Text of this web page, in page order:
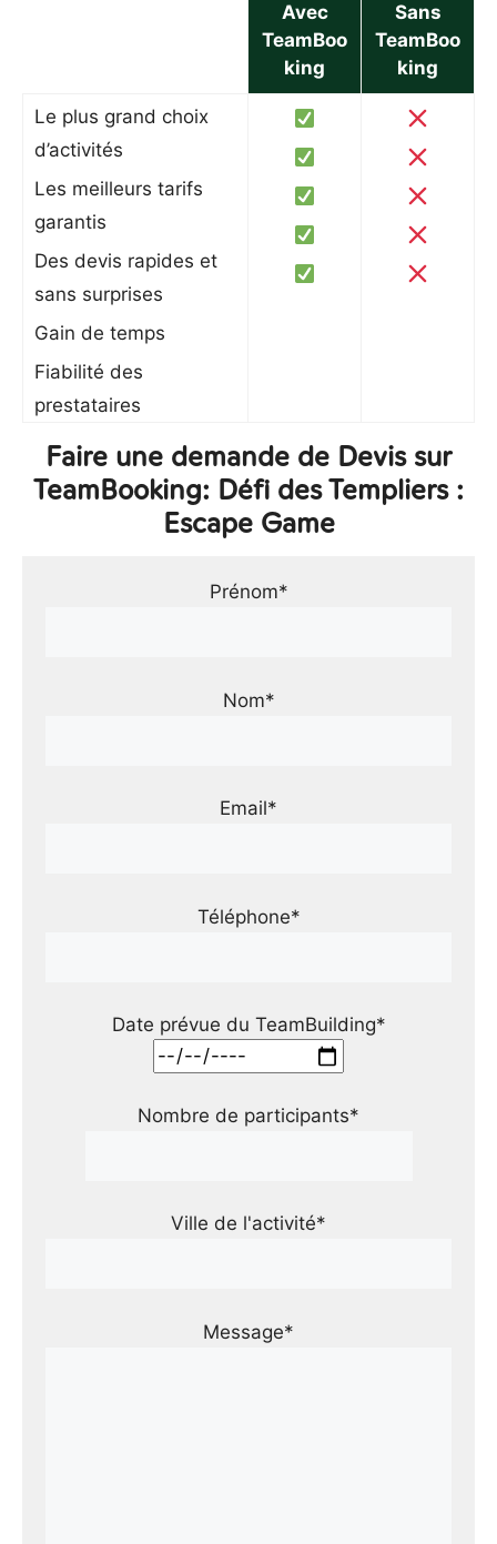
Avec
TeamBoo
king
Sans
TeamBoo
king
Le plus grand choix
d’activités
Les meilleurs tarifs
garantis
Des devis rapides et
sans surprises
Gain de temps
Fiabilité des
prestataires
Faire une demande de Devis sur
TeamBooking: Défi des Templiers :
Escape Game
Prénom*
Nom*
Email*
Téléphone*
Date prévue du TeamBuilding*
Nombre de participants*
Ville de l'activité*
Message*